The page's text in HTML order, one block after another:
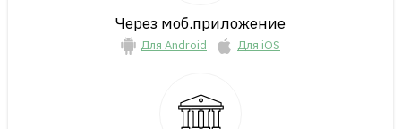
Через моб.приложение
Для Android Для iOS